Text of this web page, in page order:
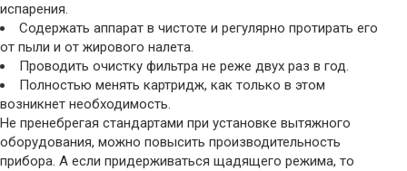
испарения.
Содержать аппарат в чистоте и регулярно протирать его
от пыли и от жирового налета.
Проводить очистку фильтра не реже двух раз в год.
Полностью менять картридж, как только в этом
возникнет необходимость.
Не пренебрегая стандартами при установке вытяжного
оборудования, можно повысить производительность
прибора. А если придерживаться щадящего режима, то